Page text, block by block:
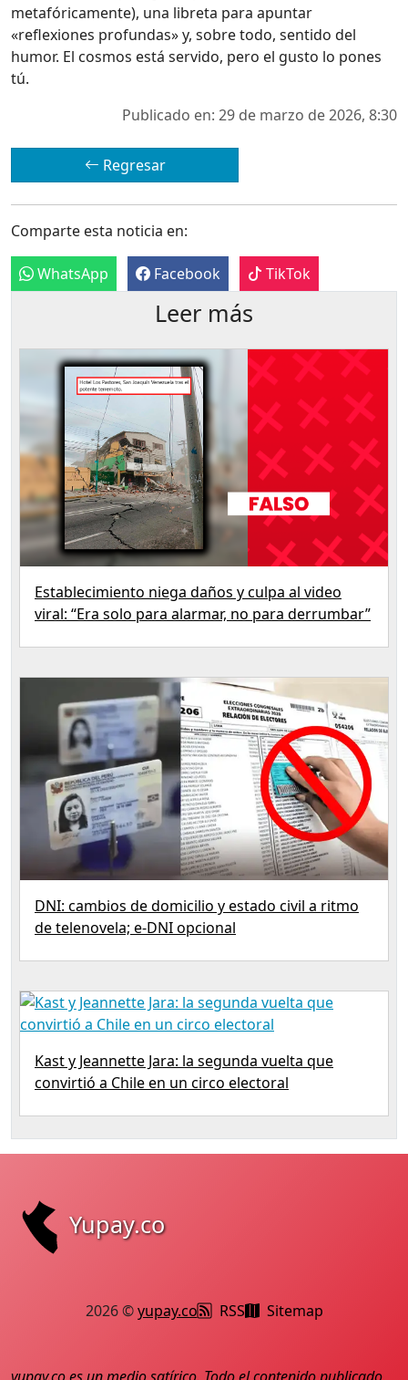
metafóricamente), una libreta para apuntar
«reflexiones profundas» y, sobre todo, sentido del
humor. El cosmos está servido, pero el gusto lo pones
tú.
Publicado en: 29 de marzo de 2026, 8:30
Regresar
Comparte esta noticia en:
WhatsApp Facebook TikTok
Leer más
Establecimiento niega daños y culpa al video
viral: “Era solo para alarmar, no para derrumbar”
DNI: cambios de domicilio y estado civil a ritmo
de telenovela; e‑DNI opcional
Kast y Jeannette Jara: la segunda vuelta que
convirtió a Chile en un circo electoral
Yupay.co
2026 ©yupay.co RSS Sitemap